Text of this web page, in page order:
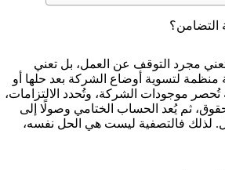
التضامن؟
مجرد التوقف عن العمل، بل تعني
منظمة لتسوية أوضاع الشركة بعد حلها أو
تُحصر موجودات الشركة، وتُحدد الالتزامات،
ثم يُعد الحساب الختامي وصولًا إلى
فالتصفية ليست هي الحل نفسه،